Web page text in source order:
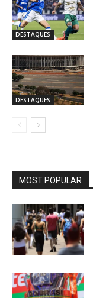
DESTAQUES
DESTAQUES
MOST POPULAR